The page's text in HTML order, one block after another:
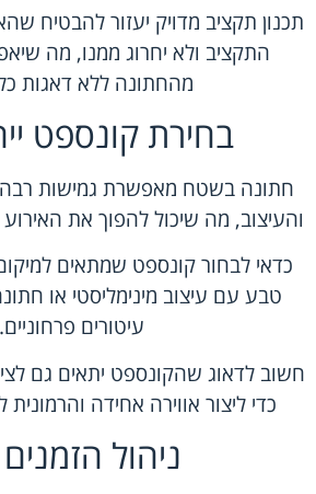
תכנון תקציב מדויק יעזור להבטיח
התקציב ולא יחרוג ממנו, מה
מהחתונה ללא דאגות
בחירת קונספט
חתונה בשטח מאפשרת גמישות
והעיצוב, מה שיכול להפוך את האירוע
כדאי לבחור קונספט שמתאים
טבע עם עיצוב מינימליסטי או
עיטורים פרחוניים.
חשוב לדאוג שהקונספט יתאים גם
כדי ליצור אווירה אחידה
ניהול